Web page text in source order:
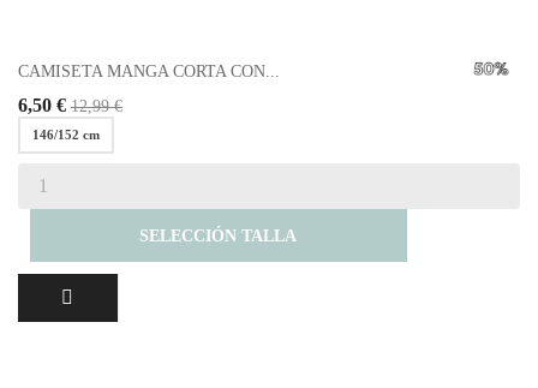
CAMISETA MANGA CORTA CON...
6,50 € 12,99 €
146/152 cm
SELECCIÓN TALLA